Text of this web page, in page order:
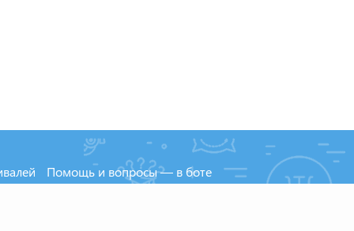
Помощь и вопросы — в боте